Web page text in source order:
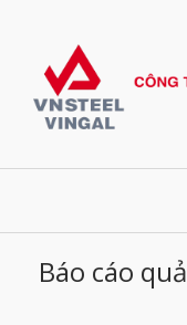
Báo cáo